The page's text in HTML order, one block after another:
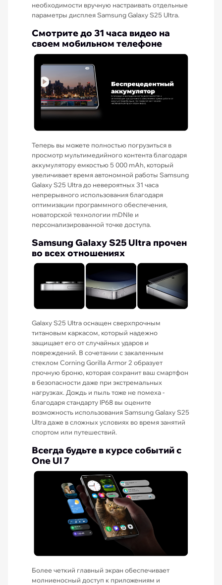
необходимости вручную настраивать отдельные
параметры дисплея Samsung Galaxy S25 Ultra.
Смотрите до 31 часа видео на
своем мобильном телефоне
Теперь вы можете полностью погрузиться в
просмотр мультимедийного контента благодаря
аккумулятору емкостью 5 000 mAh, который
увеличивает время автономной работы Samsung
Galaxy S25 Ultra до невероятных 31 часа
непрерывного использования благодаря
оптимизации программного обеспечения,
новаторской технологии mDNIe и
персонализированной точке доступа.
Samsung Galaxy S25 Ultra прочен
во всех отношениях
Galaxy S25 Ultra оснащен сверхпрочным
титановым каркасом, который надежно
защищает его от случайных ударов и
повреждений. В сочетании с закаленным
стеклом Corning Gorilla Armor 2 образует
прочную броню, которая сохранит ваш смартфон
в безопасности даже при экстремальных
нагрузках. Дождь и пыль тоже не помеха -
благодаря стандарту IP68 вы оцените
возможность использования Samsung Galaxy S25
Ultra даже в сложных условиях во время занятий
спортом или путешествий.
Всегда будьте в курсе событий с
One UI 7
Более четкий главный экран обеспечивает
молниеносный доступ к приложениям и